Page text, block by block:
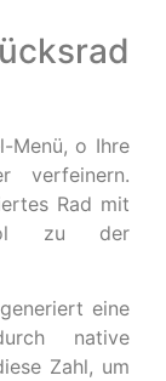
Menü, o Ihre
verfeinern.
Rad mit
zu der
eine
native
Zahl, um